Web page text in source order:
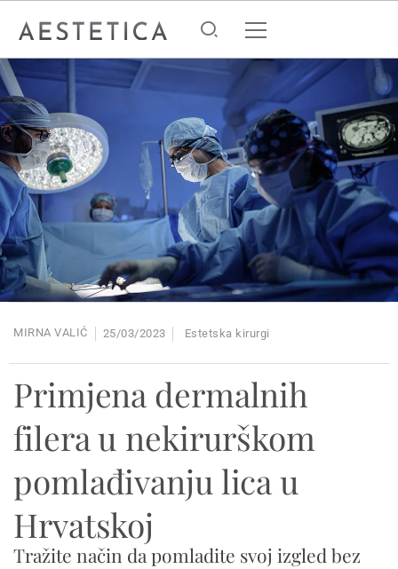
MIRNA VALIĆ 25/03/2023 Estetska kirurgi
Primjena dermalnih
filera u nekirurškom
pomlađivanju lica u
Hrvatskoj
Tražite način da pomladite svoj izgled bez